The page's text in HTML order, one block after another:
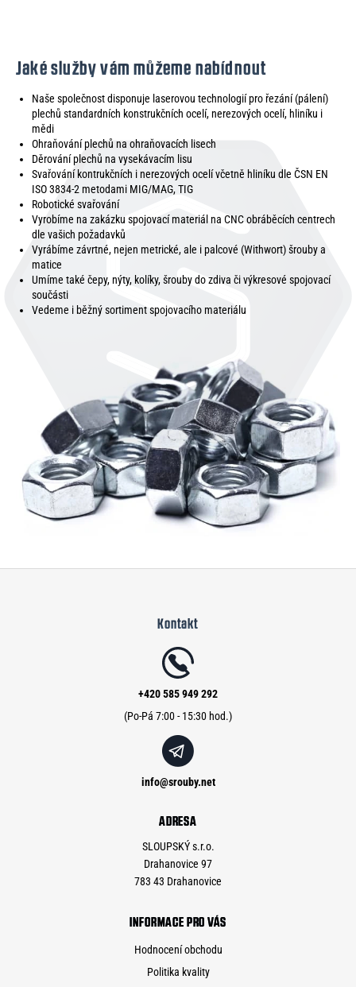
Jaké služby vám můžeme nabídnout
Naše společnost disponuje laserovou technologií pro řezání (pálení)
plechů standardních konstrukčních ocelí, nerezových ocelí, hliníku i
mědi
Ohraňování plechů na ohraňovacích lisech
Děrování plechů na vysekávacím lisu
Svařování kontrukčních i nerezových ocelí včetně hliníku dle ČSN EN
ISO 3834-2 metodami MIG/MAG, TIG
Robotické svařování
Vyrobíme na zakázku spojovací materiál na CNC obráběcích centrech
dle vašich požadavků
Vyrábíme závrtné, nejen metrické, ale i palcové (Withwort) šrouby a
matice
Umíme také čepy, nýty, kolíky, šrouby do zdiva či výkresové spojovací
součásti
Vedeme i běžný sortiment spojovacího materiálu
Kontakt
info@srouby.net
+420 585 949 292
ADRESA
SLOUPSKÝ s.r.o.
Drahanovice 97
783 43 Drahanovice
INFORMACE PRO VÁS
Hodnocení obchodu
Politika kvality